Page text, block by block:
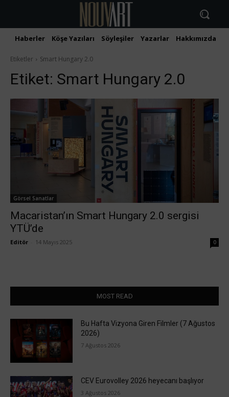
Haberler Köşe Yazıları Söyleşiler Yazarlar Hakkımızda
Etiketler Smart Hungary 2.0
Etiket: Smart Hungary 2.0
Görsel Sanatlar
Macaristan’ın Smart Hungary 2.0 sergisi
YTÜ’de
Editör 14 Mayıs 2025 0
MOST READ
Bu Hafta Vizyona Giren Filmler (7 Ağustos
2026)
7 Ağustos 2026
CEV Eurovolley 2026 heyecanı başlıyor
3 Ağustos 2026